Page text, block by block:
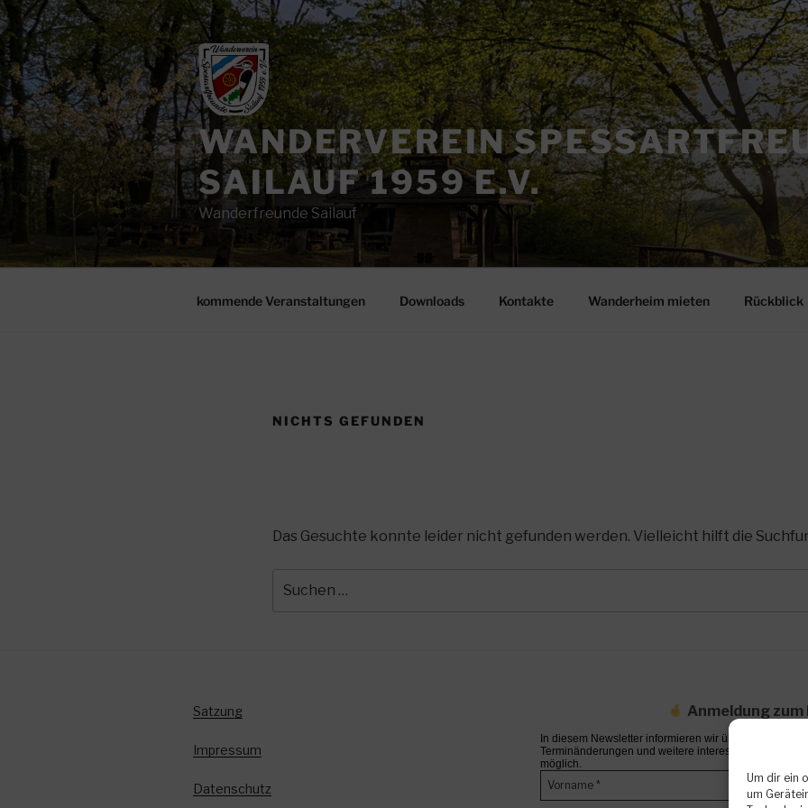
Um dir ein
um
Zum
Inhalt
springen
WANDERVEREIN
SAILAUF 1959 E.V.
Wanderfreunde Sailauf
kommende Veranstaltungen Downloads Kontakte Wanderheim mieten Rückblick
NICHTS GEFUNDEN
Das Gesuchte konnte leider nicht gefunden werden. Vielleicht hilft die
nach:
Satzung
Impressum
Datenschutz
Anmeldung
In diesem Newsletter informieren wir über
Terminänderungen und weitere interessante
möglich.